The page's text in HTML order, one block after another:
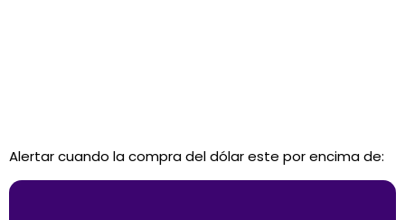
Alertar cuando la compra del dólar este por encima de: